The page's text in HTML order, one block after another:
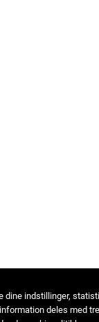
dine indstillinger,
deles med